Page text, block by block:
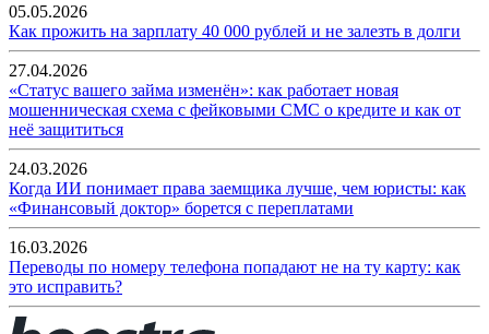
05.05.2026
Как прожить на зарплату 40 000 рублей и не залезть в долги
27.04.2026
«Статус вашего займа изменён»: как работает новая
мошенническая схема с фейковыми СМС о кредите и как от
неё защититься
24.03.2026
Когда ИИ понимает права заемщика лучше, чем юристы: как
«Финансовый доктор» борется с переплатами
16.03.2026
Переводы по номеру телефона попадают не на ту карту: как
это исправить?